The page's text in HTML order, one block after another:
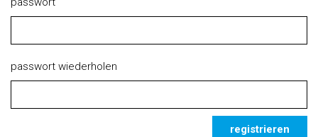
passwort wiederholen
registrieren